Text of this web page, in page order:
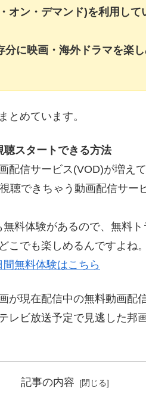
オン・デマンド)を利用し
分に映画・海外ドラマを楽
とめています。
スタートできる方法
配信サービス(VOD)が増え
聴できちゃう動画配信サー
料体験があるので、無料
こでも楽しめるんですよね。
無料体験はこちら
が現在配信中の無料動画配
レビ放送予定で見逃した邦
記事の内容